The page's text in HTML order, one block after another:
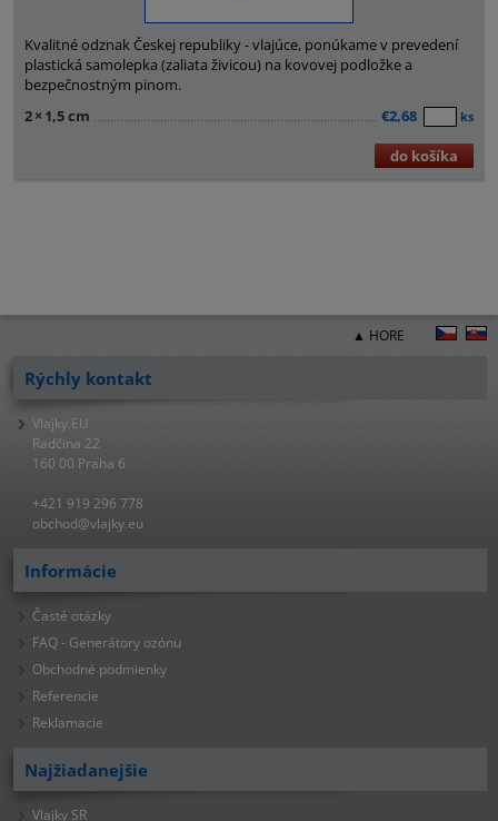
Kvalitné odznak Českej republiky - vlajúce, ponúkame v prevedení
plastická samolepka (zaliata živicou) na kovovej podložke a
bezpečnostným pinom.
2× 1,5 cm €2,68 ks
do košíka
▲ HORE
Rýchly kontakt
Vlajky.EU
Radčina 22
160 00 Praha 6
+421 919 296 778
obchod@vlajky.eu
Informácie
Časté otázky
FAQ - Generátory ozónu
Obchodné podmienky
Referencie
Reklamacie
Najžiadanejšie
Vlajky SR